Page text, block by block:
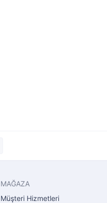
MAĞAZA
Müşteri Hizmetleri